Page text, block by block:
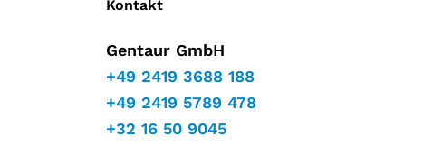
Kontakt
Gentaur GmbH
+49 2419 3688 188
+49 2419 5789 478
+32 16 50 9045